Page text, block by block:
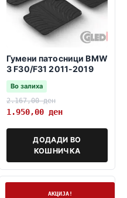
Гумени патосници BMW
3 F30/F31 2011-2019
Во залиха
2.167,00ден
1.950,00 ден
ДОДАДИ ВО
КОШНИЧКА
АКЦИЈА!